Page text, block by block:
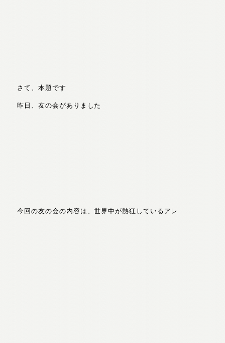
さて、本題です
昨日、友の会がありました
今回の友の会の内容は、世界中が熱狂しているアレ…